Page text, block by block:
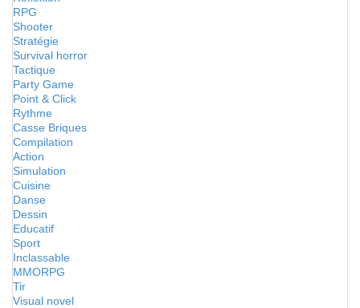
RPG
Shooter
Stratégie
Survival horror
Tactique
Party Game
Point & Click
Rythme
Casse Briques
Compilation
Action
Simulation
Cuisine
Danse
Dessin
Educatif
Sport
Inclassable
MMORPG
Tir
Visual novel